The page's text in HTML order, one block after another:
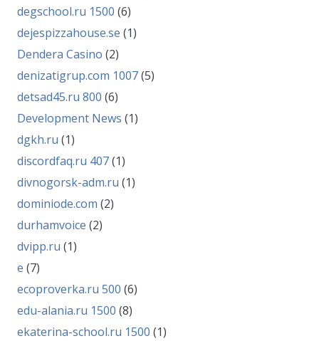
degschool.ru 1500 (6)
dejespizzahouse.se (1)
Dendera Casino (2)
denizatigrup.com 1007(5)
detsad45.ru 800 (6)
Development News (1)
dgkh.ru (1)
discordfaq.ru 407(1)
divnogorsk-adm.ru (1)
dominiode.com (2)
durhamvoice (2)
dvipp.ru (1)
e (7)
ecoproverka.ru 500 (6)
edu-alania.ru 1500 (8)
ekaterina-school.ru 1500 (1)